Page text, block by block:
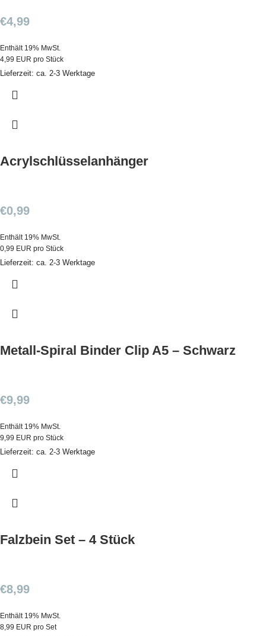
€4,99
Enthält 19% MwSt.
4,99 EUR pro Stück
Lieferzeit: ca. 2-3 Werktage
Acrylschlüsselanhänger
€0,99
Enthält 19% MwSt.
0,99 EUR pro Stück
Lieferzeit: ca. 2-3 Werktage
Metall-Spiral Binder Clip A5 – Schwarz
€9,99
Enthält 19% MwSt.
9,99 EUR pro Stück
Lieferzeit: ca. 2-3 Werktage
Falzbein Set – 4 Stück
€8,99
Enthält 19% MwSt.
8,99 EUR pro Set